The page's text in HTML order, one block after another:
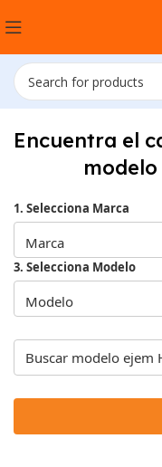
Encuentra el
1. Selecciona Marca
3. Selecciona Modelo